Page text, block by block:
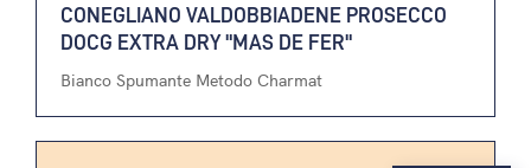
CONEGLIANO VALDOBBIADENE PROSECCO
DOCG EXTRA DRY "MAS DE FER"
Bianco Spumante Metodo Charmat